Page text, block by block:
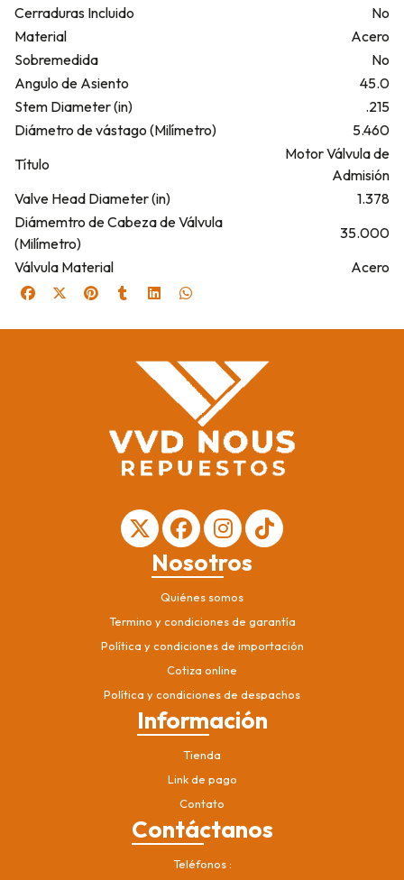
Cerraduras Incluido
No
Material
Acero
Sobremedida
No
Angulo de Asiento
45.0
Stem Diameter (in)
.215
Diámetro de vástago (Milímetro)
5.460
Título
Motor Válvula de
Admisión
Valve Head Diameter (in)
1.378
Diámemtro de Cabeza de Válvula
(Milímetro)
35.000
Válvula Material
Acero
Nosotros
Quiénes somos
Termino y condiciones de garantía
Política y condiciones de importación
Cotiza online
Política y condiciones de despachos
Información
Tienda
Link de pago
Contato
Contáctanos
Teléfonos